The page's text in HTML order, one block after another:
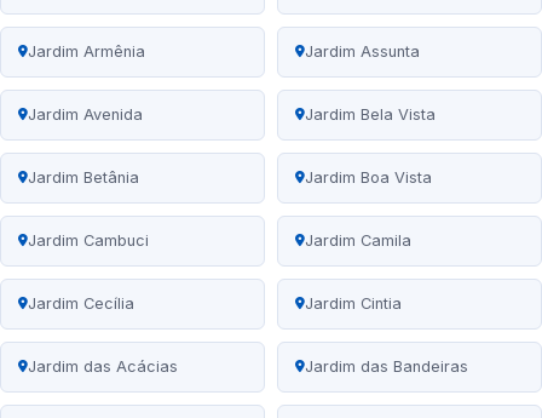
Jardim Armênia Jardim Assunta
Jardim Avenida Jardim Bela Vista
Jardim Betânia Jardim Boa Vista
Jardim Cambuci Jardim Camila
Jardim Cecília Jardim Cintia
Jardim das Acácias Jardim das Bandeiras